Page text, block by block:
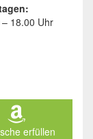
18.00 Uhr
erfüllen